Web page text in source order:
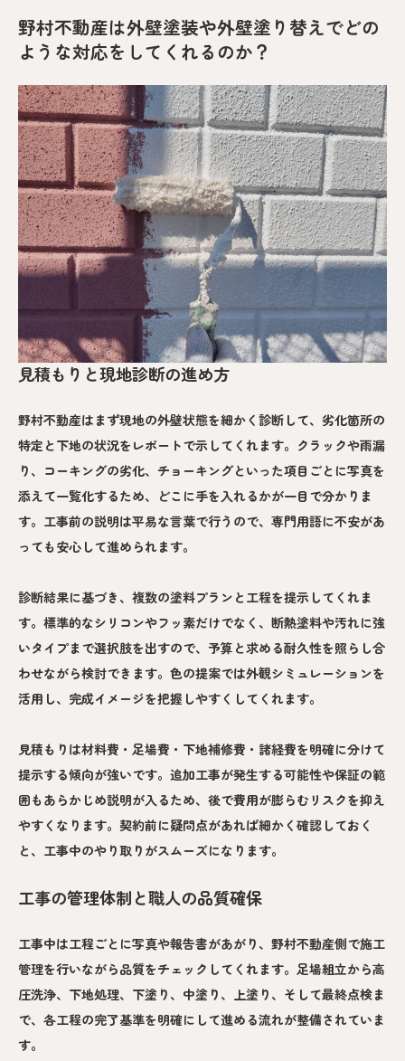
野村不動産は外壁塗装や外壁塗り替えでどの
ような対応をしてくれるのか？
見積もりと現地診断の進め方
野村不動産はまず現地の外壁状態を細かく診断して、劣化箇所の
特定と下地の状況をレポートで示してくれます。クラックや雨漏
り、コーキングの劣化、チョーキングといった項目ごとに写真を
添えて一覧化するため、どこに手を入れるかが一目で分かりま
す。工事前の説明は平易な言葉で行うので、専門用語に不安があ
っても安心して進められます。
診断結果に基づき、複数の塗料プランと工程を提示してくれま
す。標準的なシリコンやフッ素だけでなく、断熱塗料や汚れに強
いタイプまで選択肢を出すので、予算と求める耐久性を照らし合
わせながら検討できます。色の提案では外観シミュレーションを
活用し、完成イメージを把握しやすくしてくれます。
見積もりは材料費・足場費・下地補修費・諸経費を明確に分けて
提示する傾向が強いです。追加工事が発生する可能性や保証の範
囲もあらかじめ説明が入るため、後で費用が膨らむリスクを抑え
やすくなります。契約前に疑問点があれば細かく確認しておく
と、工事中のやり取りがスムーズになります。
工事の管理体制と職人の品質確保
工事中は工程ごとに写真や報告書があがり、野村不動産側で施工
管理を行いながら品質をチェックしてくれます。足場組立から高
圧洗浄、下地処理、下塗り、中塗り、上塗り、そして最終点検ま
で、各工程の完了基準を明確にして進める流れが整備されていま
す。